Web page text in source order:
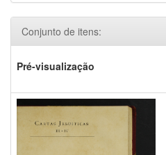
Conjunto de itens:
Pré-visualização